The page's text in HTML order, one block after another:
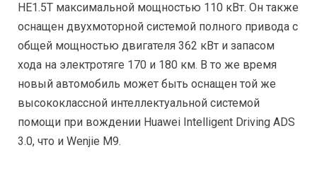
HE1.5T максимальной мощностью 110 кВт. Он также
оснащен двухмоторной системой полного привода с
общей мощностью двигателя 362 кВт и запасом
хода на электротяге 170 и 180 км. В то же время
новый автомобиль может быть оснащен той же
высококлассной интеллектуальной системой
помощи при вождении Huawei Intelligent Driving ADS
3.0, что и Wenjie M9.